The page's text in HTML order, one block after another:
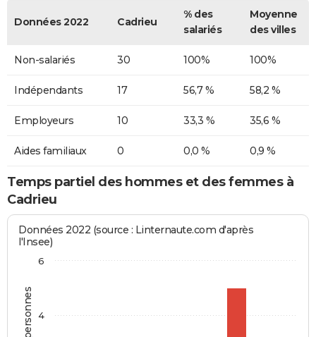
Données 2022 Cadrieu
% des
salariés
Moyenne
des villes
Non-salariés 30 100% 100%
Indépendants 17 56,7 % 58,2 %
Employeurs 10 33,3 % 35,6 %
Aides familiaux 0 0,0 % 0,9 %
Temps partiel des hommes et des femmes à
Cadrieu
Données 2022 (source : Linternaute.com d'après
l'Insee)
4
6